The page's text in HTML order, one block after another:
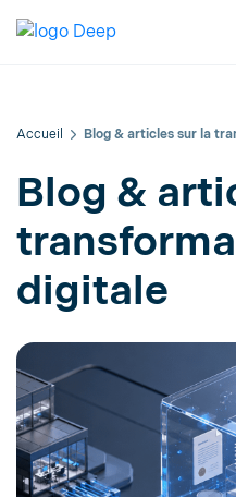
Accueil Blog & articles sur la
Blog &
digitale